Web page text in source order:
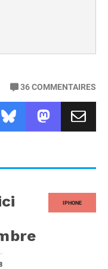
36COMMENTAIRES
IPHONE